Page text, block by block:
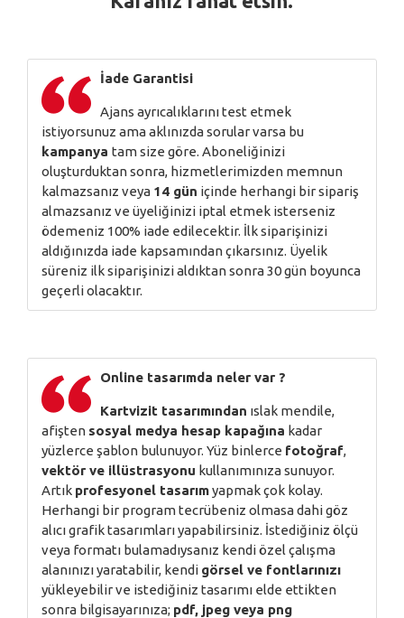
İade Garantisi
Ajans ayrıcalıklarını test etmek
istiyorsunuz ama aklınızda sorular varsa bu
kampanya tam size göre. Aboneliğinizi
oluşturduktan sonra, hizmetlerimizden memnun
kalmazsanız veya 14 gün içinde herhangi bir sipariş
almazsanız ve üyeliğinizi iptal etmek isterseniz
ödemeniz 100% iade edilecektir. İlk siparişinizi
aldığınızda iade kapsamından çıkarsınız. Üyelik
süreniz ilk siparişinizi aldıktan sonra 30 gün boyunca
geçerli olacaktır.
Online tasarımda neler var ?
Kartvizit tasarımından ıslak mendile,
afişten sosyal medya hesap kapağına kadar
yüzlerce şablon bulunuyor. Yüz binlerce fotoğraf,
vektör ve illüstrasyonu kullanımınıza sunuyor.
Artık profesyonel tasarımyapmak çok kolay.
Herhangi bir program tecrübeniz olmasa dahi göz
alıcı grafik tasarımları yapabilirsiniz. İstediğiniz ölçü
veya formatı bulamadıysanız kendi özel çalışma
alanınızı yaratabilir, kendi görsel ve fontlarınızı
yükleyebilir ve istediğiniz tasarımı elde ettikten
sonra bilgisayarınıza; pdf, jpeg veya png